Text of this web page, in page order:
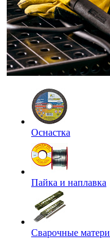
Оснастка
Пайка и наплавка
Сварочные